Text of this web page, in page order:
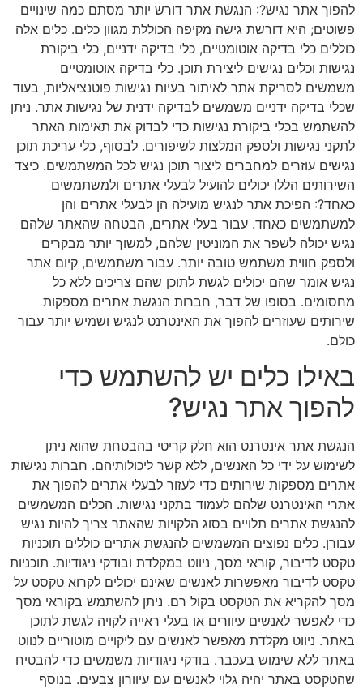
להפוך אתר נגיש?: הנגשת אתר דורש יותר מסתם כמה שינויים
פשוטים; היא דורשת גישה מקיפה הכוללת מגוון כלים. כלים אלה
כוללים כלי בדיקה אוטומטיים, כלי בדיקה ידניים, כלי ביקורת
נגישות וכלים נגישים ליצירת תוכן. כלי בדיקה אוטומטיים
משמשים לסריקת אתר לאיתור בעיות נגישות פוטנציאליות, בעוד
שכלי בדיקה ידניים משמשים לבדיקה ידנית של נגישות אתר. ניתן
להשתמש בכלי ביקורת נגישות כדי לבדוק את תאימות האתר
לתקני נגישות ולספק המלצות לשיפורים. לבסוף, כלי עריכת תוכן
נגישים עוזרים למחברים ליצור תוכן נגיש לכל המשתמשים. כיצד
השירותים הללו יכולים להועיל לבעלי אתרים ולמשתמשים
כאחד?: הפיכת אתר לנגיש מועילה הן לבעלי אתרים והן
למשתמשים כאחד. עבור בעלי אתרים, הבטחה שהאתר שלהם
נגיש יכולה לשפר את המוניטין שלהם, למשוך יותר מבקרים
ולספק חווית משתמש טובה יותר. עבור משתמשים, קיום אתר
נגיש אומר שהם יכולים לגשת לתוכן שהם צריכים ללא כל
מחסומים. בסופו של דבר, חברות הנגשת אתרים מספקות
שירותים שעוזרים להפוך את האינטרנט לנגיש ושמיש יותר עבור
כולם.
באילו כלים יש להשתמש כדי
להפוך אתר נגיש?
הנגשת אתר אינטרנט הוא חלק קריטי בהבטחת שהוא ניתן
לשימוש על ידי כל האנשים, ללא קשר ליכולותיהם. חברות נגישות
אתרים מספקות שירותים כדי לעזור לבעלי אתרים להפוך את
אתרי האינטרנט שלהם לעמוד בתקני נגישות. הכלים המשמשים
להנגשת אתרים תלויים בסוג הלקויות שהאתר צריך להיות נגיש
עבורן. כלים נפוצים המשמשים להנגשת אתרים כוללים תוכניות
טקסט לדיבור, קוראי מסך, ניווט במקלדת ובודקי ניגודיות. תוכניות
טקסט לדיבור מאפשרות לאנשים שאינם יכולים לקרוא טקסט על
מסך להקריא את הטקסט בקול רם. ניתן להשתמש בקוראי מסך
כדי לאפשר לאנשים עיוורים או בעלי ראייה לקויה לגשת לתוכן
באתר. ניווט מקלדת מאפשר לאנשים עם ליקויים מוטוריים לנווט
באתר ללא שימוש בעכבר. בודקי ניגודיות משמשים כדי להבטיח
שהטקסט באתר יהיה גלוי לאנשים עם עיוורון צבעים. בנוסף